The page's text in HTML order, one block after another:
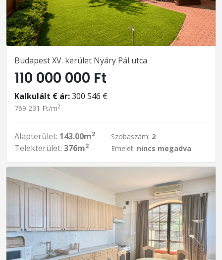
Budapest XV. kerület Nyáry Pál utca
110 000 000 Ft
Kalkulált € ár:300 546 €
769 231 Ft/m2
Alapterület: 143.00m2
Telekterület: 376m2
Szobaszám: 2
Emelet: nincs megadva